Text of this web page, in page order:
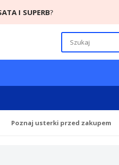
I SUPERB?
Poznaj usterki przed zakupem